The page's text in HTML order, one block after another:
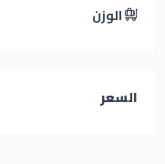
الوزن
السعر